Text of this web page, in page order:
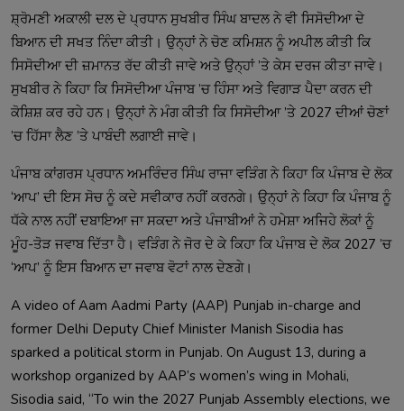
ਸ਼੍ਰੋਮਣੀ ਅਕਾਲੀ ਦਲ ਦੇ ਪ੍ਰਧਾਨ ਸੁਖਬੀਰ ਸਿੰਘ ਬਾਦਲ ਨੇ ਵੀ ਸਿਸੋਦੀਆ ਦੇ
ਬਿਆਨ ਦੀ ਸਖਤ ਨਿੰਦਾ ਕੀਤੀ। ਉਨ੍ਹਾਂ ਨੇ ਚੋਣ ਕਮਿਸ਼ਨ ਨੂੰ ਅਪੀਲ ਕੀਤੀ ਕਿ
ਸਿਸੋਦੀਆ ਦੀ ਜ਼ਮਾਨਤ ਰੱਦ ਕੀਤੀ ਜਾਵੇ ਅਤੇ ਉਨ੍ਹਾਂ ’ਤੇ ਕੇਸ ਦਰਜ ਕੀਤਾ ਜਾਵੇ।
ਸੁਖਬੀਰ ਨੇ ਕਿਹਾ ਕਿ ਸਿਸੋਦੀਆ ਪੰਜਾਬ ’ਚ ਹਿੰਸਾ ਅਤੇ ਵਿਗਾੜ ਪੈਦਾ ਕਰਨ ਦੀ
ਕੋਸ਼ਿਸ਼ ਕਰ ਰਹੇ ਹਨ। ਉਨ੍ਹਾਂ ਨੇ ਮੰਗ ਕੀਤੀ ਕਿ ਸਿਸੋਦੀਆ ’ਤੇ 2027 ਦੀਆਂ ਚੋਣਾਂ
’ਚ ਹਿੱਸਾ ਲੈਣ ’ਤੇ ਪਾਬੰਦੀ ਲਗਾਈ ਜਾਵੇ।
ਪੰਜਾਬ ਕਾਂਗਰਸ ਪ੍ਰਧਾਨ ਅਮਰਿੰਦਰ ਸਿੰਘ ਰਾਜਾ ਵੜਿੰਗ ਨੇ ਕਿਹਾ ਕਿ ਪੰਜਾਬ ਦੇ ਲੋਕ
‘ਆਪ’ ਦੀ ਇਸ ਸੋਚ ਨੂੰ ਕਦੇ ਸਵੀਕਾਰ ਨਹੀਂ ਕਰਨਗੇ। ਉਨ੍ਹਾਂ ਨੇ ਕਿਹਾ ਕਿ ਪੰਜਾਬ ਨੂੰ
ਧੱਕੇ ਨਾਲ ਨਹੀਂ ਦਬਾਇਆ ਜਾ ਸਕਦਾ ਅਤੇ ਪੰਜਾਬੀਆਂ ਨੇ ਹਮੇਸ਼ਾ ਅਜਿਹੇ ਲੋਕਾਂ ਨੂੰ
ਮੂੰਹ-ਤੋੜ ਜਵਾਬ ਦਿੱਤਾ ਹੈ। ਵੜਿੰਗ ਨੇ ਜੋਰ ਦੇ ਕੇ ਕਿਹਾ ਕਿ ਪੰਜਾਬ ਦੇ ਲੋਕ 2027 ’ਚ
‘ਆਪ’ ਨੂੰ ਇਸ ਬਿਆਨ ਦਾ ਜਵਾਬ ਵੋਟਾਂ ਨਾਲ ਦੇਣਗੇ।
A video of Aam Aadmi Party (AAP) Punjab in-charge and
former Delhi Deputy Chief Minister Manish Sisodia has
sparked a political storm in Punjab. On August 13, during a
workshop organized by AAP’s women’s wing in Mohali,
Sisodia said, “To win the 2027 Punjab Assembly elections, we